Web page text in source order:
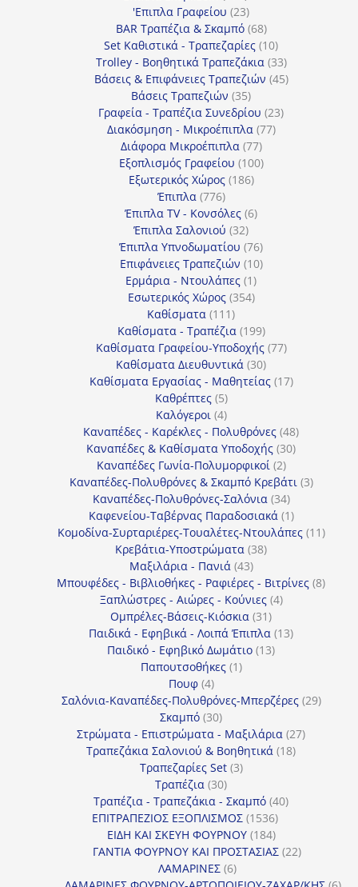
προϊόντα
'Επιπλα Γραφείου 2323
προϊόντα
BAR Τραπέζια & Σκαμπό 6868
προϊόντα
Set Καθιστικά - Τραπεζαρίες 1010
προϊόντα
Trolley - Βοηθητικά Τραπεζάκια 3333
προϊόντα
Βάσεις & Επιφάνειες Τραπεζιών 4545
Βάσεις Τραπεζιών 3535
προϊόντα
Γραφεία - Τραπέζια Συνεδρίου 2323
Διακόσμηση - Μικροέπιπλα 7777
Διάφορα Μικροέπιπλα 7777
προϊόντα
Εξοπλισμός Γραφείου 100100
Εξωτερικός Χώρος 186186
Έπιπλα 776776
προϊόντα
Έπιπλα TV - Κονσόλες 66
Έπιπλα Σαλονιού 3232
προϊόντα
Έπιπλα Υπνοδωματίου 7676
προϊόντα
Επιφάνειες Τραπεζιών 1010
Ερμάρια - Ντουλάπες 11
προϊόν
Εσωτερικός Χώρος 354354
Καθίσματα 111111
προϊόντα
Καθίσματα - Τραπέζια 199199
προϊόντα
Καθίσματα Γραφείου-Υποδοχής 7777
Καθίσματα Διευθυντικά 3030
προϊόντα
Καθίσματα Εργασίας - Μαθητείας 1717
Καθρέπτες 55
προϊόντα
Καλόγεροι 44
προϊόντα
Καναπέδες - Καρέκλες - Πολυθρόνες 4848
προϊόντα
Καναπέδες & Καθίσματα Υποδοχής 3030
Καναπέδες Γωνία-Πολυμορφικοί 22
προϊόντα
Καναπέδες-Πολυθρόνες & Σκαμπό Κρεβάτι 33
Καναπέδες-Πολυθρόνες-Σαλόνια 3434
προϊόντα
Καφενείου-Ταβέρνας Παραδοσιακά 11
προϊόν
Κομοδίνα-Συρταριέρες-Τουαλέτες-Ντουλάπες 1111
Κρεβάτια-Υποστρώματα 3838
Μαξιλάρια - Πανιά 4343
προϊόντα
Μπουφέδες - Βιβλιοθήκες - Ραφιέρες - Βιτρίνες 88
Ξαπλώστρες - Αιώρες - Κούνιες 44
Ομπρέλες-Βάσεις-Κιόσκια 3131
προϊόντα
Παιδικά - Εφηβικά - Λοιπά Έπιπλα 1313
Παιδικό - Εφηβικό Δωμάτιο 1313
Παπουτσοθήκες 11
Πουφ 44
προϊόντα
Σαλόνια-Καναπέδες-Πολυθρόνες-Μπερζέρες 2929
Σκαμπό 3030
προϊόντα
Στρώματα - Επιστρώματα - Μαξιλάρια 2727
Τραπεζάκια Σαλονιού & Βοηθητικά 1818
Τραπεζαρίες Set 33
Τραπέζια 3030
προϊόντα
Τραπέζια - Τραπεζάκια - Σκαμπό 4040
ΕΠΙΤΡΑΠΕΖΙΟΣ ΕΞΟΠΛΙΣΜΟΣ 15361536
προϊόντα
ΕΙΔΗ ΚΑΙ ΣΚΕΥΗ ΦΟΥΡΝΟΥ 184184
προϊόντα
ΓΑΝΤΙΑ ΦΟΥΡΝΟΥ ΚΑΙ ΠΡΟΣΤΑΣΙΑΣ 2222
ΛΑΜΑΡΙΝΕΣ 66